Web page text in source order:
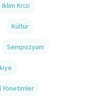
Iklim Krizi
Kültür
Sempozyum
Yönetimler